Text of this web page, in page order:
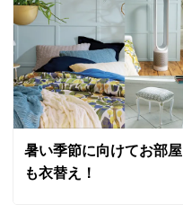
暑い季節に向けてお部屋
も衣替え！